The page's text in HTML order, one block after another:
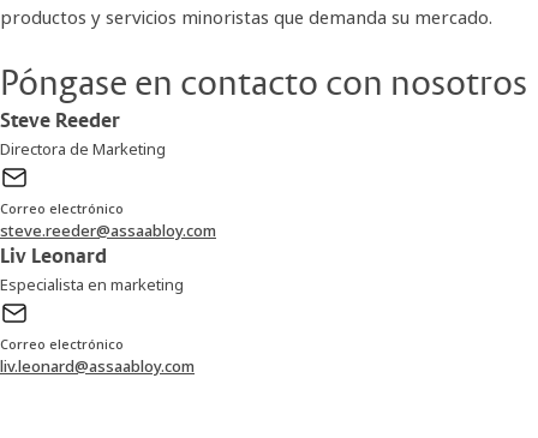
productos y servicios minoristas que demanda su mercado.
Póngase en contacto con nosotros
Steve Reeder
Directora de Marketing
Correo electrónico
steve.reeder@assaabloy.com
Liv Leonard
Especialista en marketing
Correo electrónico
liv.leonard@assaabloy.com